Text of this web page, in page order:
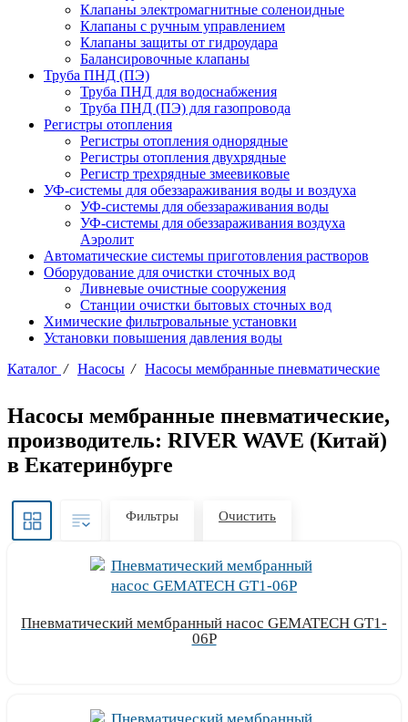
Клапаны электромагнитные соленоидные
Клапаны с ручным управлением
Клапаны защиты от гидроудара
Балансировочные клапаны
Труба ПНД (ПЭ)
Труба ПНД для водоснабжения
Труба ПНД (ПЭ) для газопровода
Регистры отопления
Регистры отопления однорядные
Регистры отопления двухрядные
Регистр трехрядные змеевиковые
УФ-системы для обеззараживания воды и воздуха
УФ-системы для обеззараживания воды
УФ-системы для обеззараживания воздуха
Аэролит
Автоматические системы приготовления растворов
Оборудование для очистки сточных вод
Ливневые очистные сооружения
Станции очистки бытовых сточных вод
Химические фильтровальные установки
Установки повышения давления воды
Каталог / Насосы / Насосы мембранные пневматические
Насосы мембранные пневматические,
производитель: RIVER WAVE (Китай)
в Екатеринбурге
Фильтры Очистить
Пневматический мембранный насос GEMATECH GT1-
06P